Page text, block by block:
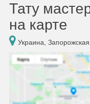
Тату
на карте
Украина,